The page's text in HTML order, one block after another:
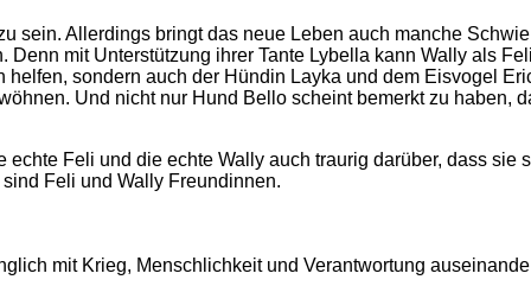
sein. Allerdings bringt das neue Leben auch manche
mit Unterstützung ihrer Tante Lybella kann Wally als
sondern auch der Hündin Layka und dem Eisvogel
Und nicht nur Hund Bello scheint bemerkt zu haben,
Feli und die echte Wally auch traurig darüber, dass sie
Feli und Wally Freundinnen.
mit Krieg, Menschlichkeit und Verantwortung